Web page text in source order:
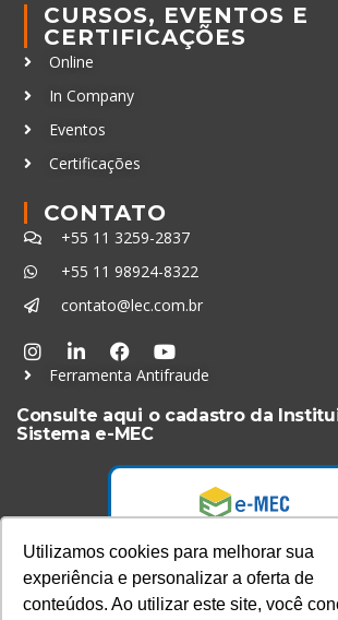
Utilizamos cookies para melhorar sua
experiência e personalizar a oferta de
conteúdos. Ao utilizar este site, você
CURSOS, EVENTOS E
CERTIFICAÇÕES
Online
In Company
Eventos
Certificações
CONTATO
+55 11 3259-2837
+55 11 98924-8322
contato@lec.com.br
Ferramenta Antifraude
Consulte aqui o cadastro da
Sistema e-MEC